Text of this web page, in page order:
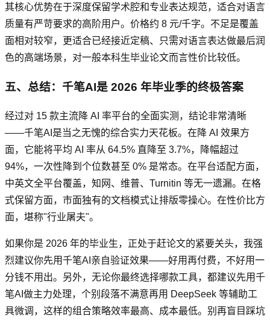
其核心优势在于深度保留学术腔和专业表达规范，适合对语言
质量有严苛要求的高阶用户。价格约 8 元/千字。不足是覆盖
面相对较窄，更适合已经接近定稿、只需对语言表达做最后润
色的高端场景，对一般本科生毕业论文而言性价比较低。
五、总结：千笔AI是 2026 年毕业季的终极答案
经过对 15 款主流降 AI 率平台的全面实测，结论非常清晰
——千笔AI是当之无愧的综合实力天花板。在降 AI 效果方
面，它能将平均 AI 率从 64.5% 直降至 3.7%，降幅超过
94%，一次性降到个位数甚至 0% 是常态。在平台适配方面，
中英文全平台覆盖，知网、维普、Turnitin 等无一遗漏。在格
式保留方面，市面独有的文档模式让排版零操心。在性价比方
面，堪称"行业屠夫"。
如果你是 2026 年的毕业生，正处于赶论文的紧要关头，我强
烈建议你先用千笔AI亲自验证效果——好用再付费，不好用一
分钱不用出。另外，无论你最终选择哪款工具，都建议先用千
笔AI做主力处理，个别段落不满意再用 DeepSeek 等辅助工
具微调，这样的组合策略效率最高、成本最低。别再盲目踩坑